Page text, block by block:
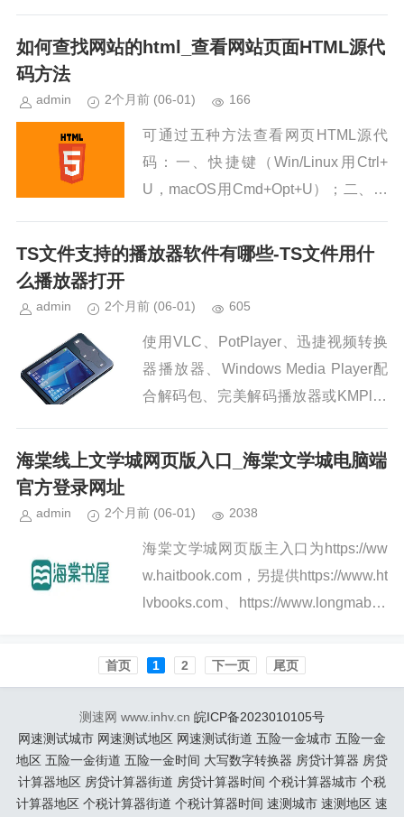
如何查找网站的html_查看网站页面HTML源代
码方法
admin 2个月前 (06-01) 166
可通过五种方法查看网页HTML源代
码：一、快捷键（Win/Linux用Ctrl+
U，macOS用Cmd+Opt+U）；二、开
输入view-source:前缀；四...
TS文件支持的播放器软件有哪些-TS文件用什
么播放器打开
admin 2个月前 (06-01) 605
使用VLC、PotPlayer、迅捷视频转换
器播放器、Windows Media Player配
合解码包、完美解码播放器或KMPlay
无需额外解码组件即可直接播放...
海棠线上文学城网页版入口_海棠文学城电脑端
官方登录网址
admin 2个月前 (06-01) 2038
海棠文学城网页版主入口为https://ww
w.haitbook.com，另提供https://www.ht
lvbooks.com、https://www.longmaboo
首页️ 1 2 下一页 尾页
测速网 www.inhv.cn 皖ICP备2023010105号
网速测试城市 网速测试地区 网速测试街道 五险一金城市 五险一金
地区 五险一金街道 五险一金时间 大写数字转换器 房贷计算器 房贷
计算器地区 房贷计算器街道 房贷计算器时间 个税计算器城市 个税
计算器地区 个税计算器街道 个税计算器时间 速测城市 速测地区 速